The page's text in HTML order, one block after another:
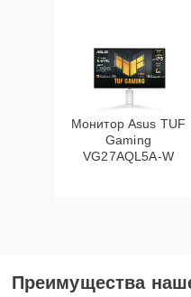
Монитор Asus TUF
Gaming
VG27AQL5A-W
Преимущества